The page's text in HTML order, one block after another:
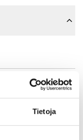
Tietoja